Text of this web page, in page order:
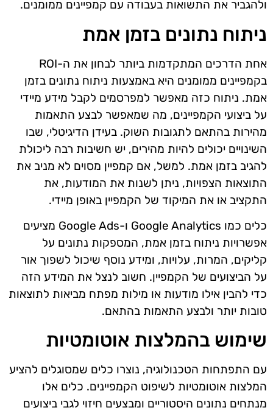
ולהגביר את התשואות בעבודה עם קמפיינים ממומנים.
ניתוח נתונים בזמן אמת
אחת הדרכים המתקדמות ביותר לבחון את ה-ROI
בקמפיינים ממומנים היא באמצעות ניתוח נתונים בזמן
אמת. ניתוח כזה מאפשר למפרסמים לקבל מידע מיידי
על ביצועי הקמפיינים, מה שמאפשר לבצע התאמות
מהירות בהתאם לתגובות השוק. בעידן הדיגיטלי, שבו
השינויים יכולים להיות מהירים, יש חשיבות רבה ליכולת
להגיב בזמן אמת. למשל, אם קמפיין מסוים לא מניב את
התוצאות הצפויות, ניתן לשנות את המודעות, את
התקציב או את המיקוד של הקמפיין באופן מיידי.
כלים כמו Google Analytics ו-Google Ads מציעים
אפשרויות ניתוח בזמן אמת, המספקות נתונים על
קליקים, המרות, עלויות, ומידע נוסף שיכול לשפוך אור
על הביצועים של הקמפיין. חשוב לנצל את המידע הזה
כדי להבין אילו מודעות או מילות מפתח מביאות לתוצאות
טובות יותר ולבצע התאמות בהתאם.
שימוש בהמלצות אוטומטיות
עם התפתחות הטכנולוגיה, נוצרו כלים שמסוגלים להציע
המלצות אוטומטיות לשיפוט הקמפיינים. כלים אלו
מנתחים נתונים היסטוריים ומבצעים חיזוי לגבי ביצועים